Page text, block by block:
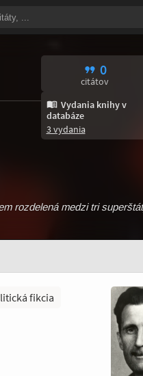
0
citátov
Vydania knihy v
databáze
3 vydania
rozdelená medzi tri
fikcia